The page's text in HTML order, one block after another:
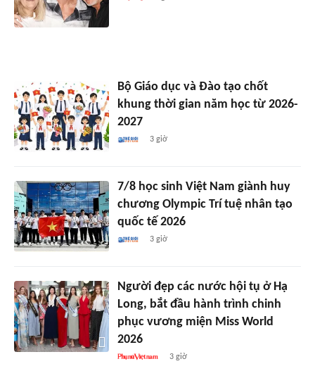
Bộ Giáo dục và Đào tạo chốt
khung thời gian năm học từ 2026-
2027
3 giờ
7/8 học sinh Việt Nam giành huy
chương Olympic Trí tuệ nhân tạo
quốc tế 2026
3 giờ
Người đẹp các nước hội tụ ở Hạ
Long, bắt đầu hành trình chinh
phục vương miện Miss World
2026
3 giờ